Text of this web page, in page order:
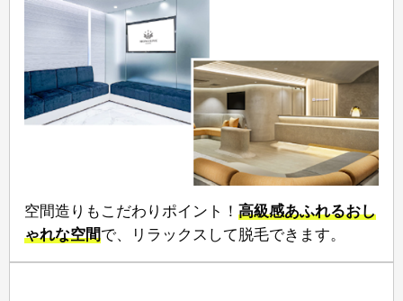
空間造りもこだわりポイント！ 高級感あふれるおし
ゃれな空間⁠で、リラックスして脱毛できます。